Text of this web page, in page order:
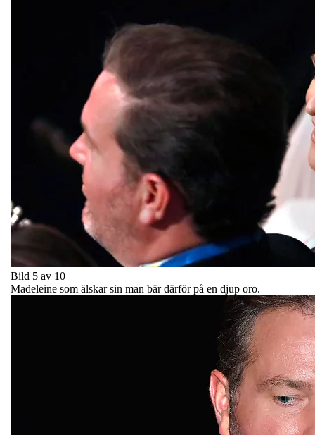
Bild 5 av 10
Madeleine som älskar sin man bär därför på en djup oro.